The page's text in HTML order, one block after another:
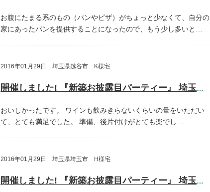
お腹にたまる系のもの（パンやピザ）がちょっと少なくて、自分の
家にあったパンを提供することになったので、もう少し多いと…
2016年01月29日 埼玉県越谷市 K様宅
開催しました! 『新築お披露目パーティー』 埼玉県越谷市 K様宅
おいしかったです。
ワインも飲みきらないくらいの量をいただい
て、とても満足でした。
準備、後片付けがとても楽でし…
2016年01月29日 埼玉県埼玉市 H様宅
開催しました! 『新築お披露目パーティー』 埼玉県埼玉市 H様宅